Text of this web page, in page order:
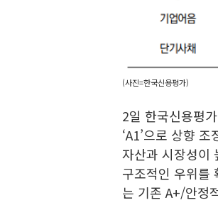
(사진=한국신용평가)
2일 한국신용평
‘A1’으로 상향
자산과 시장성이
구조적인 우위를
는 기존 A+/안정